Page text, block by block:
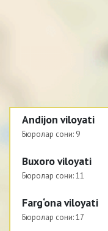
Andijon viloyati
Бюролар сони: 9
Buxoro viloyati
Бюролар сони:11
Farg‘ona viloyati
Бюролар сони:17